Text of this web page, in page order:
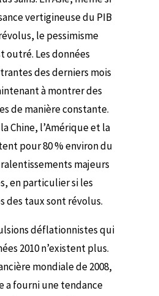
vertigineuse du PIB
le pessimisme
outré. Les données
des derniers mois
à montrer des
de manière constante.
Chine, l’Amérique et la
pour 80 % environ du
majeurs
en particulier si les
des taux sont révolus.
déflationnistes qui
2010 n’existent plus.
mondiale de 2008,
a fourni une tendance